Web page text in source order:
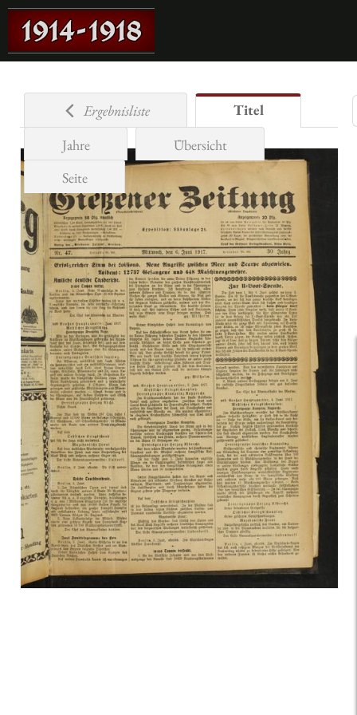
Ergebnisliste
Titel
Jahre
Übersicht
Seite